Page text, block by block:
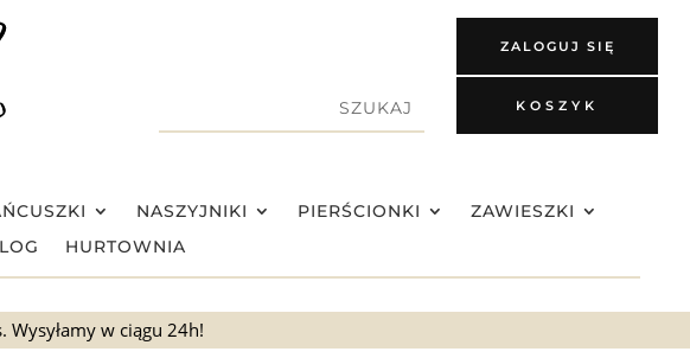
ZALOGUJ SIĘ
KOSZYK
NASZYJNIKI PIERŚCIONKI
ZAWIESZKI
HURTOWNIA
Wysyłamy w ciągu 24h!